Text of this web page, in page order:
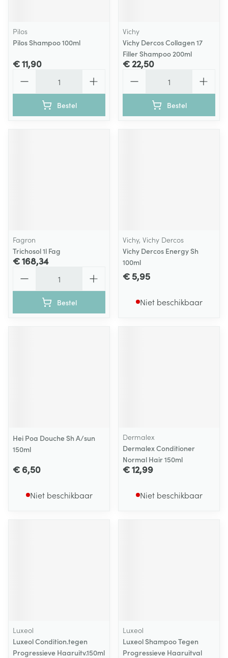
Pilos
Pilos Shampoo 100ml
€ 11,90
Bestel
Vichy
Vichy Dercos Collagen 17
Filler Shampoo 200ml
€ 22,50
Bestel
Fagron
Trichosol 1l Fag
€ 168,34
Bestel
Vichy, Vichy Dercos
Vichy Dercos Energy Sh
100ml
€ 5,95
Niet beschikbaar
Hei Poa Douche Sh A/sun
150ml
€ 6,50
Niet beschikbaar
Dermalex
Dermalex Conditioner
Normal Hair 150ml
€ 12,99
Niet beschikbaar
Luxeol
Luxeol Condition.tegen
Progressieve Haaruitv.150ml
Luxeol
Luxeol Shampoo Tegen
Progressieve Haaruitval